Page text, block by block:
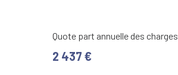
Quote part annuelle des charges
2 437 €